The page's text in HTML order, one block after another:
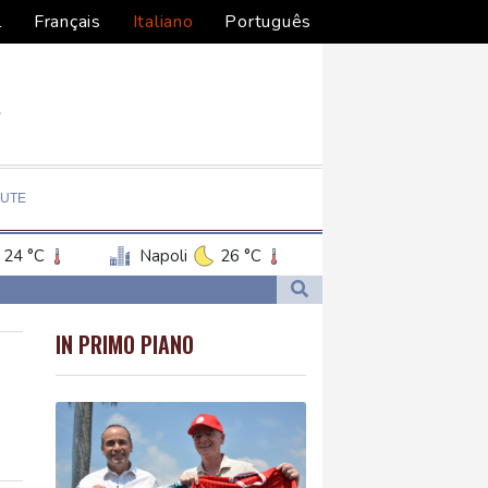
Français Italiano Português
24 °C Napoli 26 °C
in Iran'
in Iran'
IN PRIMO PIANO